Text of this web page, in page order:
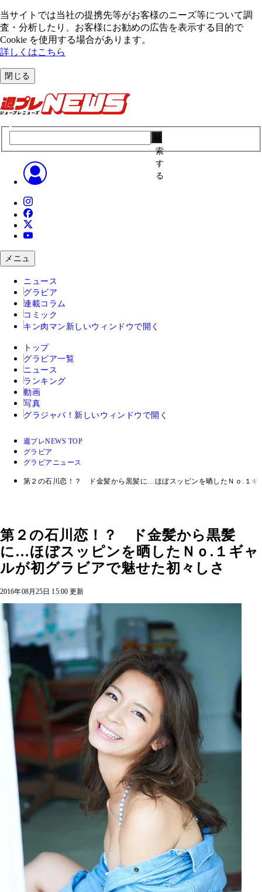
当サイトでは当社の提携先等がお客様のニーズ等について調
査・分析したり、お客様にお勧めの広告を表⽰する⽬的で
Cookie を使⽤する場合があります。
詳しくはこちら
閉じる
索
す
る
メニュ
ニュース
グラビア
連載コラム
コミック
キン肉マン 新しいウィンドウで開く
トップ
グラビア一覧
ニュース
ランキング
動画
写真
グラジャパ！ 新しいウィンドウで開く
週プレNEWS TOP
グラビア
グラビアニュース
第２の石川恋！？ ド金髪から黒髪に…ほぼスッピンを晒したＮｏ.１ギ
第２の石川恋！？ ド金髪から黒髪
に…ほぼスッピンを晒したＮｏ.１ギャ
ルが初グラビアで魅せた初々しさ
2016年08月25日 15:00 更新